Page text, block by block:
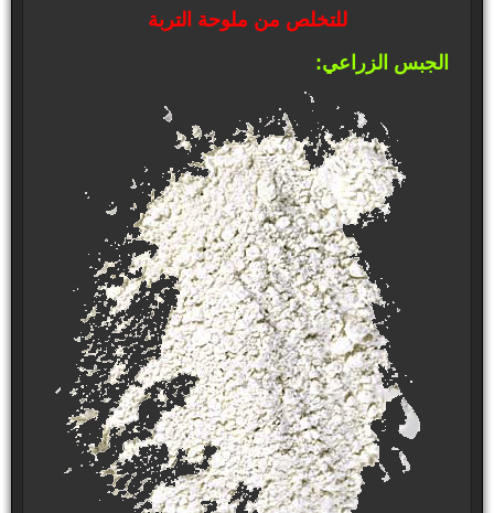
للتخلص من ملوحة التربة
الجبس الزراعي: